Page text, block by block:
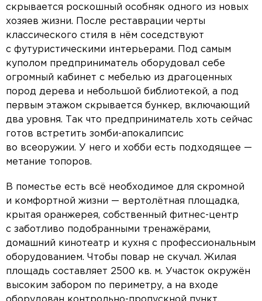
скрывается роскошный особняк одного из новых
хозяев жизни. После реставрации черты
классического стиля в нём соседствуют
с футуристическими интерьерами. Под самым
куполом предприниматель оборудовал себе
огромный кабинет с мебелью из драгоценных
пород дерева и небольшой библиотекой, а под
первым этажом скрывается бункер, включающий
два уровня. Так что предприниматель хоть сейчас
готов встретить зомби-апокалипсис
во всеоружии. У него и хобби есть подходящее —
метание топоров.
В поместье есть всё необходимое для скромной
и комфортной жизни — вертолётная площадка,
крытая оранжерея, собственный фитнес-центр
с заботливо подобранными тренажёрами,
домашний кинотеатр и кухня с профессиональным
оборудованием. Чтобы повар не скучал. Жилая
площадь составляет 2500 кв. м. Участок окружён
высоким забором по периметру, а на входе